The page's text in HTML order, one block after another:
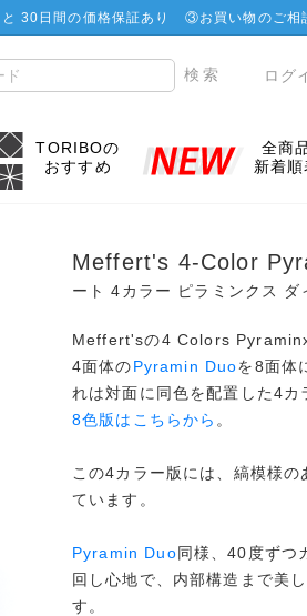
30日間の価格保証あり ③お買い物のご相
ログ
TORIBOの
おすすめ
全商
新着順
Meffert's 4-Color
ート 4カラー ピラミンクス ダ
Meffert'sの4 Colors
4面体のPyramin Duoを8面体
れは対面に同色を配置した4カ
8色版はこちらから 。
この4カラー版には、縞模様
ています。
Pyramin Duo同様、40度ずつ
回し心地で、内部構造まで美
す。